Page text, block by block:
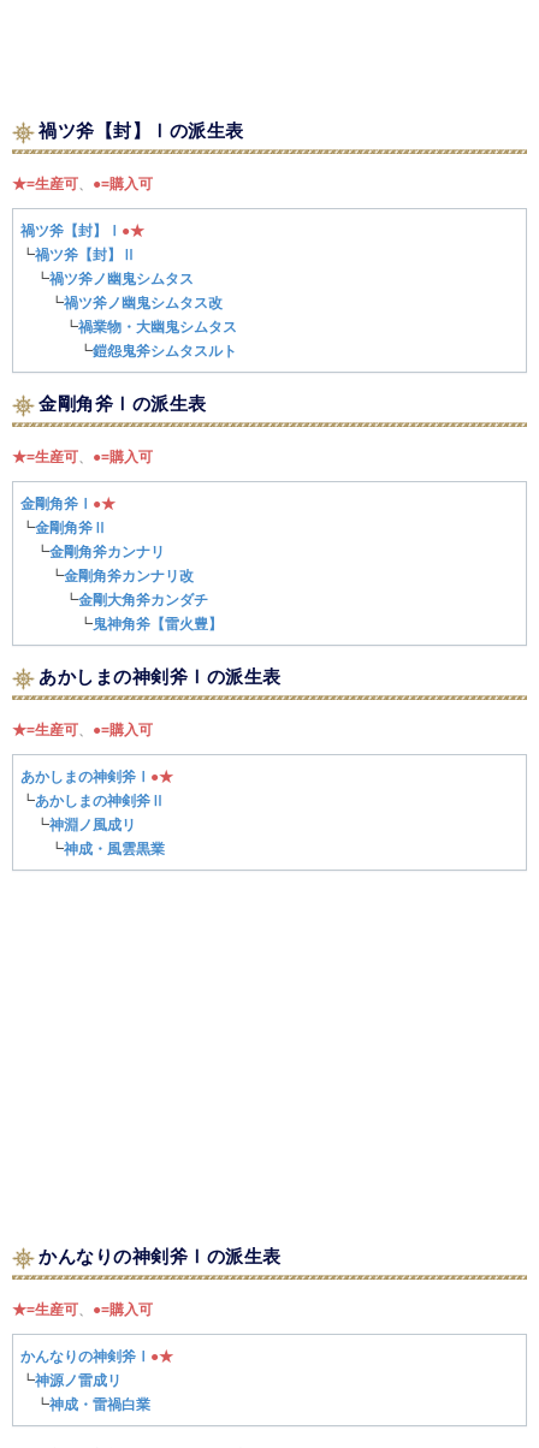
禍ツ斧【封】Ⅰの派生表
★=生産可 ●=購入可
禍ツ斧【封】Ⅰ ●★
┗禍ツ斧【封】Ⅱ
┗禍ツ斧ノ幽鬼シムタス
┗禍ツ斧ノ幽鬼シムタス改
┗禍業物・大幽鬼シムタス
┗鎧怨鬼斧シムタスルト
金剛角斧Ⅰの派生表
★=生産可 ●=購入可
金剛角斧Ⅰ ●★
┗金剛角斧Ⅱ
┗金剛角斧カンナリ
┗金剛角斧カンナリ改
┗金剛大角斧カンダチ
┗鬼神角斧【雷火豊】
あかしまの神剣斧Ⅰの派生表
★=生産可 ●=購入可
あかしまの神剣斧Ⅰ ●★
┗あかしまの神剣斧Ⅱ
┗神淵ノ風成リ
┗神成・風雲黒業
かんなりの神剣斧Ⅰの派生表
★=生産可 ●=購入可
かんなりの神剣斧Ⅰ ●★
┗神源ノ雷成リ
┗神成・雷禍白業